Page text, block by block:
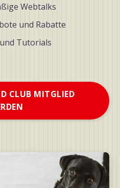
Webtalks
und Rabatte
Tutorials
CLUB MITGLIED